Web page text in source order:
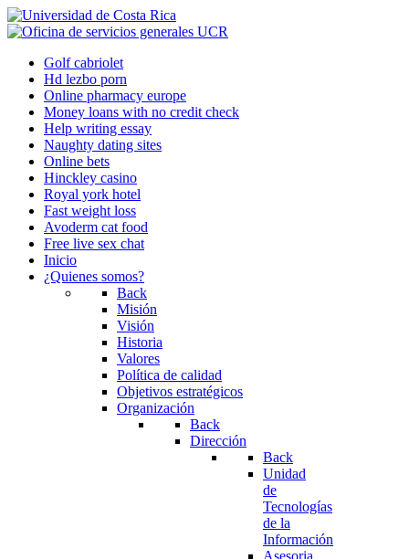
Golf cabriolet
Hd lezbo porn
Online pharmacy europe
Money loans with no credit check
Help writing essay
Naughty dating sites
Online bets
Hinckley casino
Royal york hotel
Fast weight loss
Avoderm cat food
Free live sex chat
Inicio
¿Quienes somos?
Back
Misión
Visión
Historia
Valores
Política de calidad
Objetivos estratégicos
Organización
Back
Dirección
Back
Unidad
de
Tecnologías
de la
Información
Asesoria